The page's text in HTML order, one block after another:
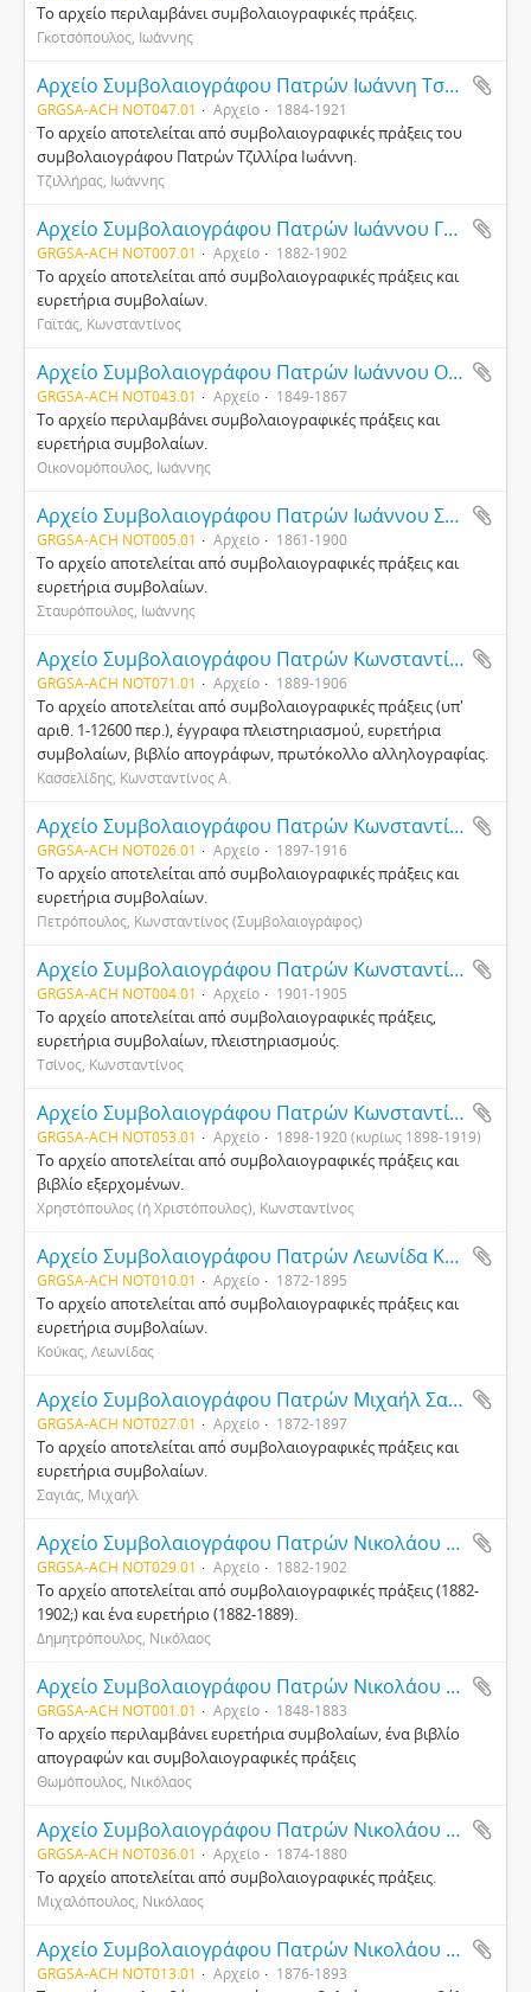
Το αρχείο περιλαμβάνει συμβολαιογραφικές πράξεις.
Γκοτσόπουλος, Ιωάννης
Αρχείο Συμβολαιογράφου Πατρών Ιωάννη Τσιλλήρα
GRGSA-ACH NOT047.01 Αρχείο 1884-1921
Το αρχείο αποτελείται από συμβολαιογραφικές πράξεις του
συμβολαιογράφου Πατρών Τζιλλίρα Ιωάννη.
Τζιλλήρας, Ιωάννης
Αρχείο Συμβολαιογράφου Πατρών Ιωάννου Γαΐτα
GRGSA-ACH NOT007.01 Αρχείο 1882-1902
Το αρχείο αποτελείται από συμβολαιογραφικές πράξεις και
ευρετήρια συμβολαίων.
Γαϊτάς, Κωνσταντίνος
Αρχείο Συμβολαιογράφου Πατρών Ιωάννου Οικονομόπουλου
GRGSA-ACH NOT043.01 Αρχείο 1849-1867
Το αρχείο περιλαμβάνει συμβολαιογραφικές πράξεις και
ευρετήρια συμβολαίων.
Οικονομόπουλος, Ιωάννης
Αρχείο Συμβολαιογράφου Πατρών Ιωάννου Σταυρόπουλου
GRGSA-ACH NOT005.01 Αρχείο 1861-1900
Το αρχείο αποτελείται από συμβολαιογραφικές πράξεις και
ευρετήρια συμβολαίων.
Σταυρόπουλος, Ιωάννης
Αρχείο Συμβολαιογράφου Πατρών Κωνσταντίνου Κασσελίδη
GRGSA-ACH NOT071.01 Αρχείο 1889-1906
Το αρχείο αποτελείται από συμβολαιογραφικές πράξεις (υπ'
αριθ. 1-12600 περ.), έγγραφα πλειστηριασμού, ευρετήρια
συμβολαίων, βιβλίο απογράφων, πρωτόκολλο αλληλογραφίας.
Κασσελίδης, Κωνσταντίνος Α.
Αρχείο Συμβολαιογράφου Πατρών Κωνσταντίνου Πετρόπουλου
GRGSA-ACH NOT026.01 Αρχείο 1897-1916
Το αρχείο αποτελείται από συμβολαιογραφικές πράξεις και
ευρετήρια συμβολαίων.
Πετρόπουλος, Κωνσταντίνος (Συμβολαιογράφος)
Αρχείο Συμβολαιογράφου Πατρών Κωνσταντίνου Τσίνου
GRGSA-ACH NOT004.01 Αρχείο 1901-1905
Το αρχείο αποτελείται από συμβολαιογραφικές πράξεις,
ευρετήρια συμβολαίων, πλειστηριασμούς.
Τσίνος, Κωνσταντίνος
Αρχείο Συμβολαιογράφου Πατρών Κωνσταντίνου Χρηστόπουλου
GRGSA-ACH NOT053.01 Αρχείο 1898-1920 (κυρίως 1898-1919)
Το αρχείο αποτελείται από συμβολαιογραφικές πράξεις και
βιβλίο εξερχομένων.
Χρηστόπουλος (ή Χριστόπουλος), Κωνσταντίνος
Αρχείο Συμβολαιογράφου Πατρών Λεωνίδα Κούκα
GRGSA-ACH NOT010.01 Αρχείο 1872-1895
Το αρχείο αποτελείται από συμβολαιογραφικές πράξεις και
ευρετήρια συμβολαίων.
Κούκας, Λεωνίδας
Αρχείο Συμβολαιογράφου Πατρών Μιχαήλ Σαγιά
GRGSA-ACH NOT027.01 Αρχείο 1872-1897
Το αρχείο αποτελείται από συμβολαιογραφικές πράξεις και
ευρετήρια συμβολαίων.
Σαγιάς, Μιχαήλ
Αρχείο Συμβολαιογράφου Πατρών Νικολάου Δημητρόπουλου
GRGSA-ACH NOT029.01 Αρχείο 1882-1902
Το αρχείο αποτελείται από συμβολαιογραφικές πράξεις (1882-
1902;) και ένα ευρετήριο (1882-1889).
Δημητρόπουλος, Νικόλαος
Αρχείο Συμβολαιογράφου Πατρών Νικολάου Θωμόπουλου
GRGSA-ACH NOT001.01 Αρχείο 1848-1883
Το αρχείο περιλαμβάνει ευρετήρια συμβολαίων, ένα βιβλίο
απογραφών και συμβολαιογραφικές πράξεις
Θωμόπουλος, Νικόλαος
Αρχείο Συμβολαιογράφου Πατρών Νικολάου Μιχαλόπουλου
GRGSA-ACH NOT036.01 Αρχείο 1874-1880
Το αρχείο αποτελείται από συμβολαιογραφικές πράξεις.
Μιχαλόπουλος, Νικόλαος
Αρχείο Συμβολαιογράφου Πατρών Νικολάου Νεζερίτη
GRGSA-ACH NOT013.01 Αρχείο 1876-1893